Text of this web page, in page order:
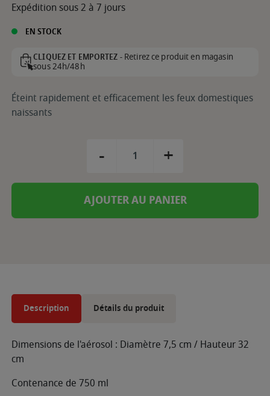
Expédition sous 2 à 7 jours
EN STOCK
CLIQUEZ ET EMPORTEZ -Retirez ce produit en magasin
sous 24h/48h
Éteint rapidement et efficacement les feux domestiques
naissants
- +
AJOUTER AU PANIER
Description Détails du produit
Dimensions de l'aérosol : Diamètre 7,5 cm / Hauteur 32
cm
Contenance de 750 ml